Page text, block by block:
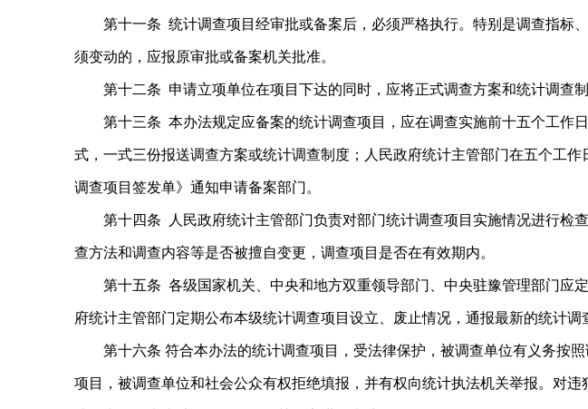
第十一条 统计调查项目经审批或备案后，必须严格执行。特别是调查指标
须变动的，应报原审批或备案机关批准。
第十二条 申请立项单位在项目下达的同时，应将正式调查方案和统计调查
第十三条 本办法规定应备案的统计调查项目，应在调查实施前十五个工作
式，一式三份报送调查方案或统计调查制度；人民政府统计主管部门在五个工
调查项目签发单》通知申请备案部门。
第十四条 人民政府统计主管部门负责对部门统计调查项目实施情况进行检
查方法和调查内容等是否被擅自变更，调查项目是否在有效期内。
第十五条 各级国家机关、中央和地方双重领导部门、中央驻豫管理部门应
府统计主管部门定期公布本级统计调查项目设立、废止情况，通报最新的统计调
第十六条 符合本办法的统计调查项目，受法律保护，被调查单位有义务按
项目，被调查单位和社会公众有权拒绝填报，并有权向统计执法机关举报。对